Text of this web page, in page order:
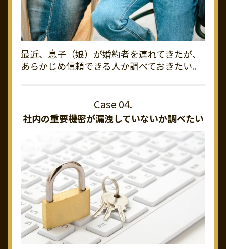
最近、息子（娘）が婚約者を連れてきたが、
あらかじめ信頼できる人か調べておきたい。
社内の重要機密が漏洩していないか調べたい